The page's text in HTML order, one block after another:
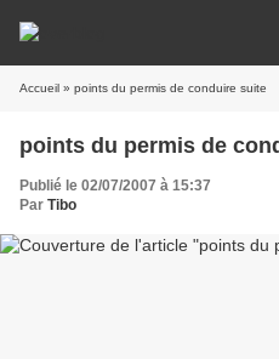
Accueil » points du permis de conduire suite
points du permis de
Publié le 02/07/2007 à 15:37
Par Tibo